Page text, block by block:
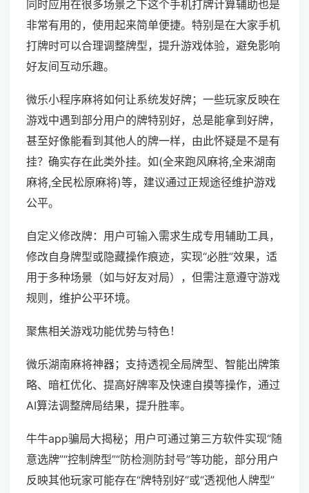
同时应用在很多场景之下这个手机打牌计算辅助也是
非常有用的，使用起来简单便捷。特别是在大家手机
打牌时可以合理调整牌型，提升游戏体验，避免影响
好友间互动乐趣。
微乐小程序麻将如何让系统发好牌；一些玩家反映在
游戏中遇到部分用户的牌特别好，总是能拿到好牌，
甚至好像能看到其他人的牌一样，由此怀疑是不是有
挂？确实存在此类外挂。如(全来跑风麻将,全来湖南
麻将,全民松原麻将)等，建议通过正规途径维护游戏
公平。
自定义修改牌：用户可输入需求生成专用辅助工具，
修改自身牌型或隐藏操作痕迹，实现“必胜”效果，适
用于多种场景（如与好友对局），但需注意遵守游戏
规则，维护公平环境。
聚焦相关游戏功能优势与特色！
微乐湖南麻将神器；支持透视全局牌型、智能出牌策
略、暗杠优化、提高好牌率及快速自摸等操作，通过
AI算法调整牌局结果，提升胜率。
牛牛app骗局大揭秘；用户可通过第三方软件实现“随
意选牌”“控制牌型”“防检测防封号”等功能，部分用户
反映其他玩家可能存在“牌特别好”或“透视他人牌型”